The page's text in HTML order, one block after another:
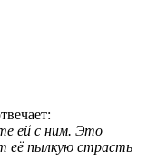
ей с ним. Это
её пылкую страсть